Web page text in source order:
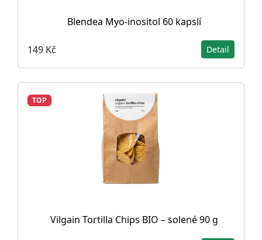
Blendea Myo-inositol 60 kapslí
149 Kč Detail
TOP
Vilgain Tortilla Chips BIO – solené 90 g